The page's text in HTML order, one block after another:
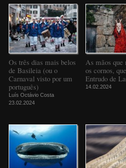
Os três dias mais belos
de Basileia (ou o
Carnaval visto por um
português)
Luís Octávio Costa
23.02.2024
As mãos que
os cornos,
Entrudo de
14.02.2024